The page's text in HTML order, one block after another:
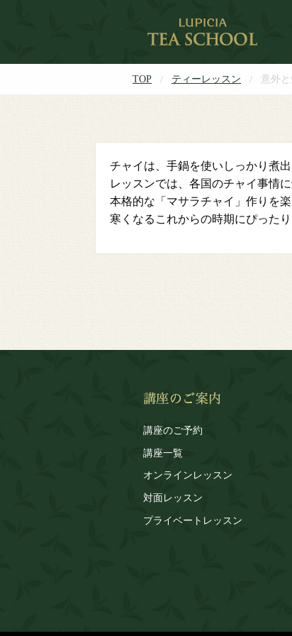
TOP ティーレッスン 意外
チャイは、手鍋を使いしっかり煮出
レッスンでは、各国のチャイ事情
本格的な「マサラチャイ」作りを楽
寒くなるこれからの時期にぴったり
講座のご予約
講座一覧
オンラインレッスン
対面レッスン
プライベートレッスン